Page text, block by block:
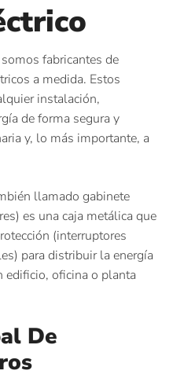
somos fabricantes de
a medida. Estos
instalación,
de forma segura y
y, lo más importante, a
llamado gabinete
es una caja metálica que
(interruptores
para distribuir la energía
edificio, oficina o planta
De